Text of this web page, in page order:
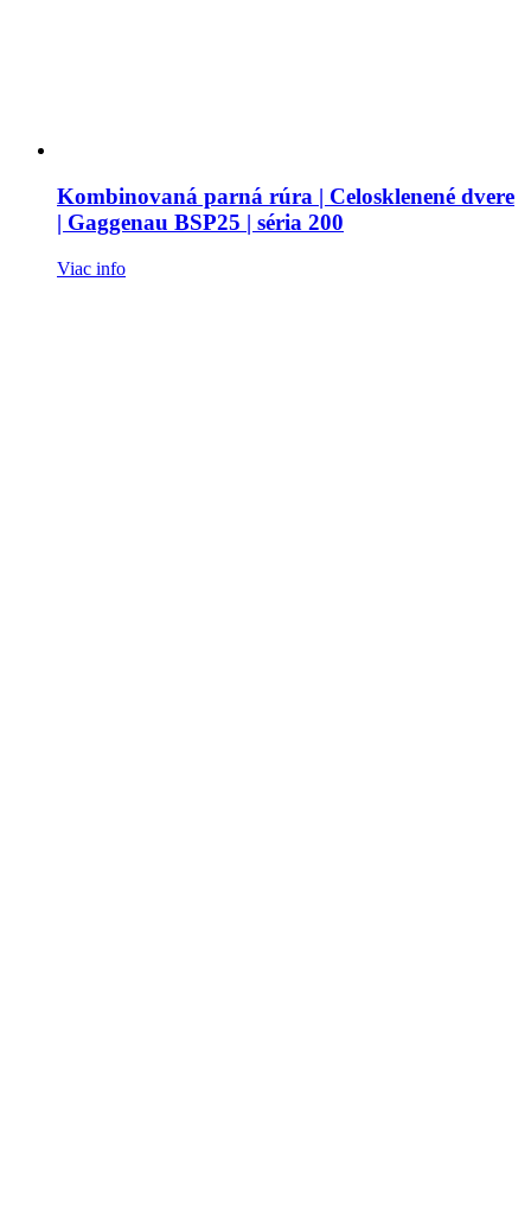
Kombinovaná parná rúra | Celosklenené dvere
| Gaggenau BSP25 | séria 200
Viac info